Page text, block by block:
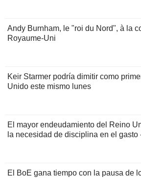
Andy Burnham, le "roi du Nord", à la
Royaume-Uni
Keir Starmer podría dimitir como
Unido este mismo lunes
El mayor endeudamiento del Reino
la necesidad de disciplina en el gasto
El BoE gana tiempo con la pausa de